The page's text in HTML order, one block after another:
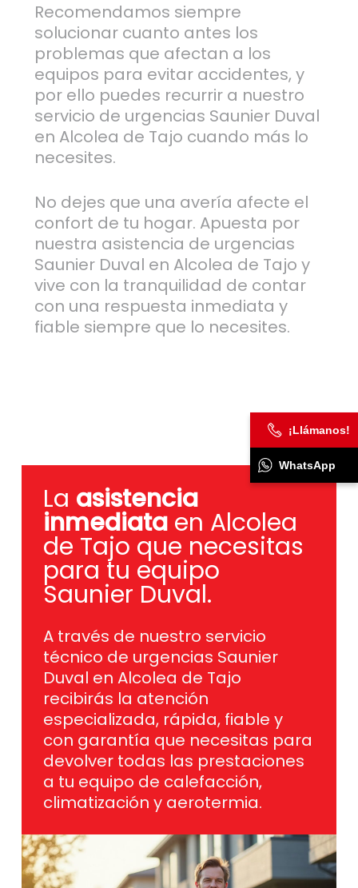
Recomendamos siempre
solucionar cuanto antes los
problemas que afectan a los
equipos para evitar accidentes, y
por ello puedes recurrir a nuestro
servicio de urgencias Saunier Duval
en Alcolea de Tajo cuando más lo
necesites.
No dejes que una avería afecte el
confort de tu hogar. Apuesta por
nuestra asistencia de urgencias
Saunier Duval en Alcolea de Tajo y
vive con la tranquilidad de contar
con una respuesta inmediata y
fiable siempre que lo necesites.
La asistencia
inmediataen Alcolea
de Tajo que necesitas
para tu equipo
Saunier Duval.
A través de nuestro servicio
técnico de urgencias Saunier
Duval en Alcolea de Tajo
recibirás la atención
especializada, rápida, fiable y
con garantía que necesitas para
devolver todas las prestaciones
a tu equipo de calefacción,
climatización y aerotermia.
¡Llámanos!
WhatsApp